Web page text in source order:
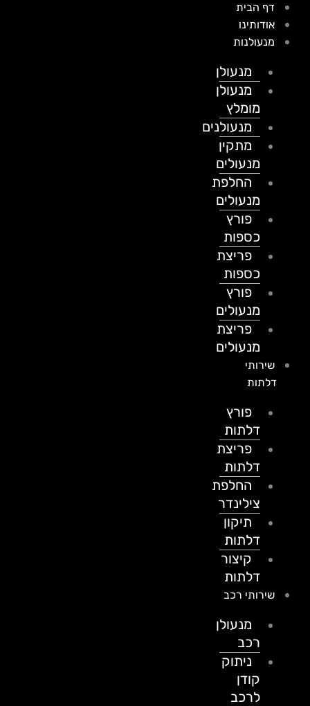
דף הבית
אודותינו
מנעולנות
מנעולן
מנעולן
מומלץ
מנעולנים
מתקין
מנעולים
החלפת
מנעולים
פורץ
כספות
פריצת
כספות
פורץ
מנעולים
פריצת
מנעולים
שירותי
דלתות
פורץ
דלתות
פריצת
דלתות
החלפת
צילינדר
תיקון
דלתות
קיצור
דלתות
שירותי רכב
מנעולן
ניתוק
לרכב